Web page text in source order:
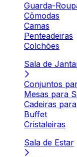
Guarda-
Cômodas
Camas
Penteadeiras
Colchões
Sala de
Conjuntos
Mesas para
Cadeiras
Buffet
Cristaleiras
Sala de Estar